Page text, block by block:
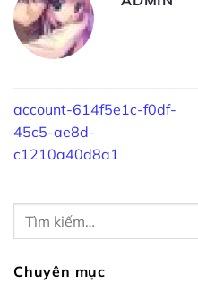
account-614f5e1c-f0df-
45c5-ae8d-
c1210a40d8a1
Chuyên mục